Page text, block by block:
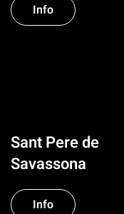
Info
Sant Pere de
Savassona
Info